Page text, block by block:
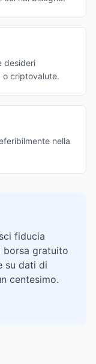
desideri
o criptovalute.
nella
fiducia
borsa gratuito
su dati di
centesimo.